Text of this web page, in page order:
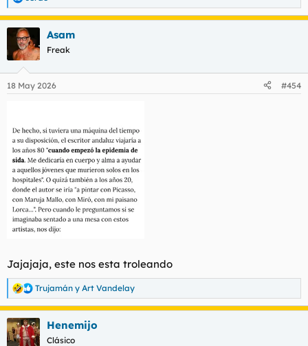
R
e
a
i
e
Asam
Freak
18 May 2026 #454
Jajajaja, este nos esta troleando
R
e
a
c
c
Trujamán y Art Vandelay
Henemijo
Clásico